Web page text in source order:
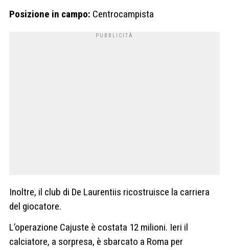
Posizione in campo: Centrocampista
Inoltre, il club di De Laurentiis ricostruisce la carriera
del giocatore.
L’operazione Cajuste è costata 12 milioni. Ieri il
calciatore, a sorpresa, è sbarcato a Roma per